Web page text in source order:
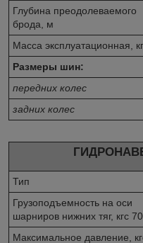
Глубина преодолеваемого
брода, м
Масса эксплуатационная, кг
Размеры шин:
передних колес
задних колес
Тип
Грузоподъемность на оси
шарниров нижних тяг, кгс
Максимальное давление,